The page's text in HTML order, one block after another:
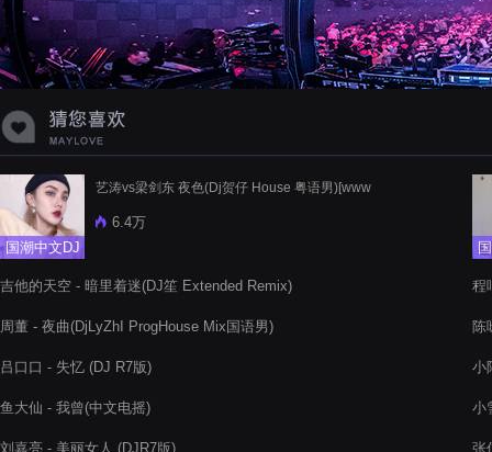
国潮中文DJ
艺涛vs梁剑东 夜色(Dj贺仔 House 粤语男)[www
6.4万
吉他的天空 - 暗里着迷(DJ笙 Extended Remix)
周董 - 夜曲(DjLyZhI ProgHouse Mix国语男)
吕口口 - 失忆 (DJ R7版)
鱼大仙 - 我曾(中文电摇)
刘嘉亮 - 美丽女人 (DJR7版)
程
陈
小
小
张